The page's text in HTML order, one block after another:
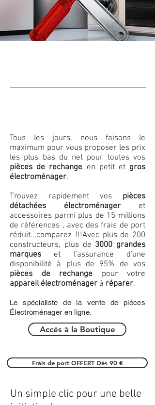
Tous les jours, nous faisons le
maximum pour vous proposer les prix
les plus bas du net pour toutes vos
pièces de rechange en petit et gros
électroménager.
Trouvez rapidement vos pièces
détachées électroménager et
accessoires parmi plus de 15 millions
de références , avec des frais de port
réduit...comparez !!!Avec plus de 200
constructeurs, plus de 3000 grandes
marques et l'assurance d'une
disponibilité à plus de 95% de vos
pièces de rechange pour votre
appareil électroménager à réparer.
Le spécialiste de la vente de pièces
Électroménager en ligne.
Accés à la Boutique
Frais de port OFFERT Dès 90 €
Un simple clic pour une belle